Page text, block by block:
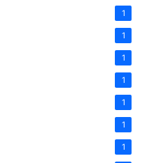
1
1
1
1
1
1
1